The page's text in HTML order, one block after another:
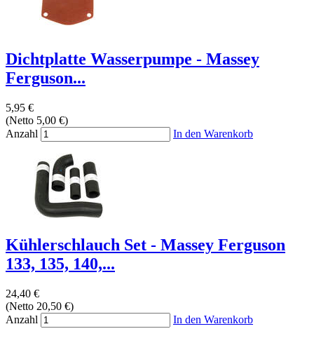
Dichtplatte Wasserpumpe - Massey
Ferguson...
5,95 €
(Netto 5,00 €)
Anzahl
In den Warenkorb
Kühlerschlauch Set - Massey Ferguson
133, 135, 140,...
24,40 €
(Netto 20,50 €)
Anzahl
In den Warenkorb